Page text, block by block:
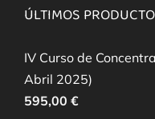
ÚLTIMOS
IV Curso de
Abril 2025)
595,00 €